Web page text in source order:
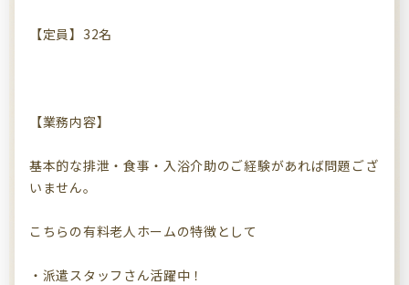
【定員】32名
【業務内容】
基本的な排泄・食事・入浴介助のご経験があれば問題ござ
いません。
こちらの有料老人ホームの特徴として
・派遣スタッフさん活躍中！